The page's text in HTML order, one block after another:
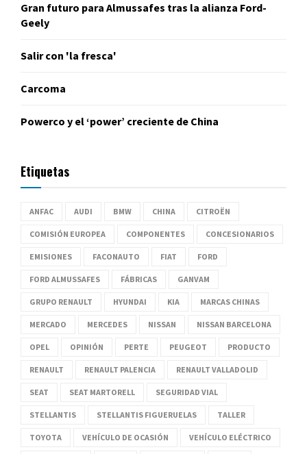
Gran futuro para Almussafes tras la alianza Ford-
Geely
Salir con 'la fresca'
Carcoma
Powerco y el ‘power’ creciente de China
Etiquetas
ANFAC AUDI BMW CHINA CITROËN
COMISIÓN EUROPEA COMPONENTES CONCESIONARIOS
EMISIONES FACONAUTO FIAT FORD
FORD ALMUSSAFES FÁBRICAS GANVAM
GRUPO RENAULT HYUNDAI KIA MARCAS CHINAS
MERCADO MERCEDES NISSAN NISSAN BARCELONA
OPEL OPINIÓN PERTE PEUGEOT PRODUCTO
RENAULT RENAULT PALENCIA RENAULT VALLADOLID
SEAT SEAT MARTORELL SEGURIDAD VIAL
STELLANTIS STELLANTIS FIGUERUELAS TALLER
TOYOTA VEHÍCULO DE OCASIÓN VEHÍCULO ELÉCTRICO